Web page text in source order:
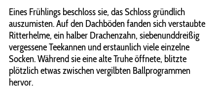
Eines Frühlings beschloss sie, das Schloss gründlich
auszumisten. Auf den Dachböden fanden sich verstaubte
Ritterhelme, ein halber Drachenzahn, siebenunddreißig
vergessene Teekannen und erstaunlich viele einzelne
Socken. Während sie eine alte Truhe öffnete, blitzte
plötzlich etwas zwischen vergilbten Ballprogrammen
hervor.